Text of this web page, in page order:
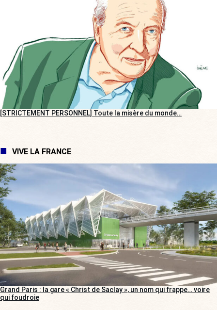
[STRICTEMENT PERSONNEL] Toute la misère du monde…
VIVE LA FRANCE
Grand Paris : la gare « Christ de Saclay », un nom qui frappe… voire
qui foudroie